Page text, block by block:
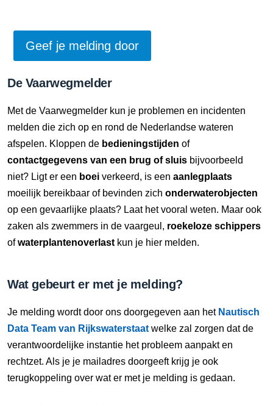
De Vaarwegmelder
Met de Vaarwegmelder kun je problemen en incidenten
melden die zich op en rond de Nederlandse wateren
afspelen. Kloppen de bedieningstijden of
contactgegevens van een brug of sluis bijvoorbeeld
niet? Ligt er een boei verkeerd, is een aanlegplaats
moeilijk bereikbaar of bevinden zich onderwaterobjecten
op een gevaarlijke plaats? Laat het vooral weten. Maar ook
zaken als zwemmers in de vaargeul, roekeloze schippers
ofwaterplantenoverlast kun je hier melden.
Wat gebeurt er met je melding?
Je melding wordt door ons doorgegeven aan het Nautisch
Data Team van Rijkswaterstaat welke zal zorgen dat de
verantwoordelijke instantie het probleem aanpakt en
rechtzet. Als je je mailadres doorgeeft krijg je ook
terugkoppeling over wat er met je melding is gedaan.